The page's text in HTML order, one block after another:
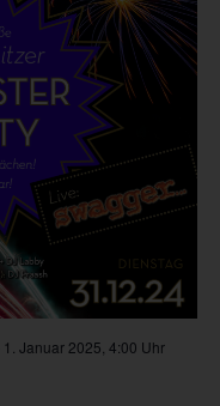
1. Januar 2025, 4:00 Uhr